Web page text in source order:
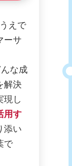
えで
ーサ
な成
解決
現し
用す
添い
で